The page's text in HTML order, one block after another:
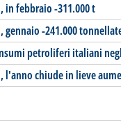
febbraio -311.000 t
-241.000
petroliferi italiani
l'anno chiude in lieve